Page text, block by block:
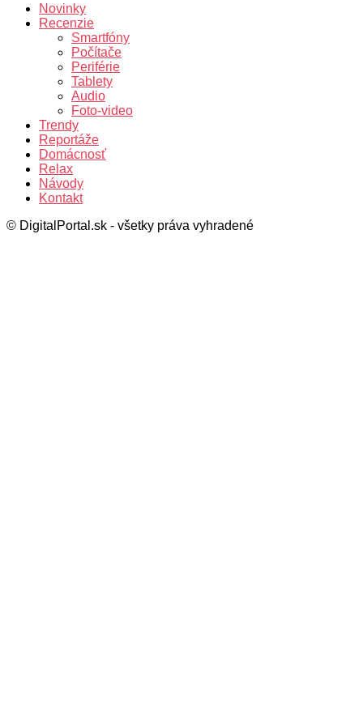
Novinky
Recenzie
Smartfóny
Počítače
Periférie
Tablety
Audio
Foto-video
Trendy
Reportáže
Domácnosť
Relax
Návody
Kontakt
© DigitalPortal.sk - všetky práva vyhradené